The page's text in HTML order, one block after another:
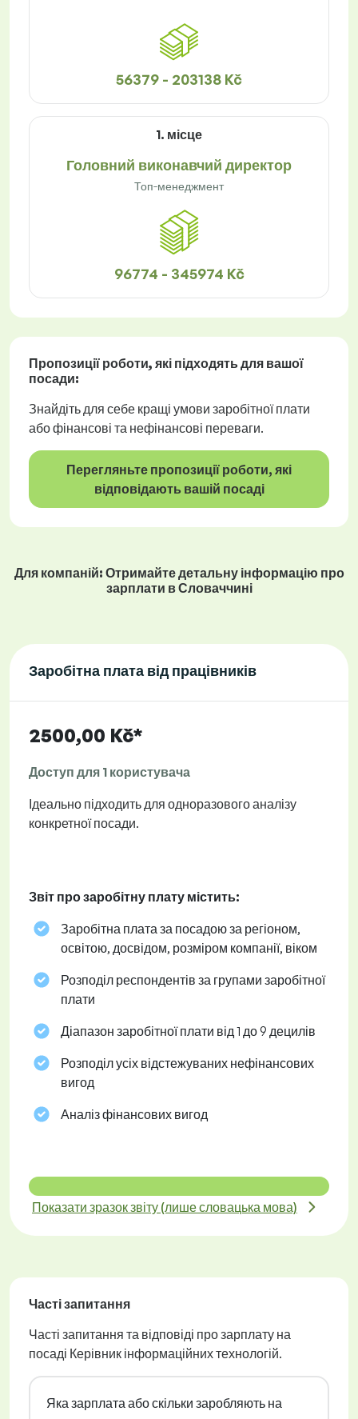
56379 - 203138 Kč
1. місце
Головний виконавчий директор
Топ-менеджмент
96774 - 345974 Kč
Пропозиції роботи, які підходять для вашої
посади:
Знайдіть для себе кращі умови заробітної плати
або фінансові та нефінансові переваги.
Перегляньте пропозиції роботи, які
відповідають вашій посаді
Для компаній: Отримайте детальну інформацію про
зарплати в Словаччині
Заробітна плата від працівників
2500,00 Kč*
Доступ для 1 користувача
Ідеально підходить для одноразового аналізу
конкретної посади.
Звіт про заробітну плату містить:
Заробітна плата за посадою за регіоном,
освітою, досвідом, розміром компанії, віком
Розподіл респондентів за групами заробітної
плати
Діапазон заробітної плати від 1 до 9 децилів
Розподіл усіх відстежуваних нефінансових
вигод
Аналіз фінансових вигод
Показати зразок звіту (лише словацька мова)
Часті запитання
Часті запитання та відповіді про зарплату на
посаді Керівник інформаційних технологій.
Яка зарплата або скільки заробляють на